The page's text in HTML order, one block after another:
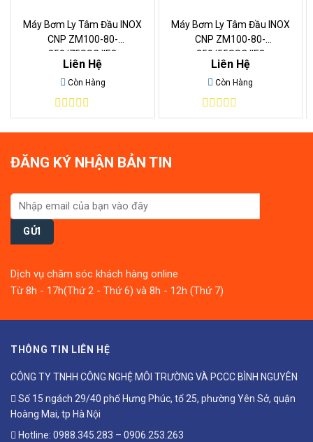
Máy Bơm Ly Tâm Đầu INOX
CNP ZM100-80-
250/75SSC/IE3
Liên Hệ
Còn Hàng
0
out
Máy Bơm Ly Tâm Đầu INOX
CNP ZM100-80-
250/55SSC/IE3
Liên Hệ
Còn Hàng
0
out
ĐĂNG KÝ NHẬN BẢN TIN
Dịch vụ chăm sóc khách hàng online
Từ 8h - 17h(Thứ 2 - Thứ 6) và 8h - 12h (Thứ 7)
THÔNG TIN LIÊN HỆ
CÔNG TY TNHH CÔNG NGHỆ MÔI TRƯỜNG VÀ PCCC BÌNH NGUYÊN
Số 15 ngách 29/40 phố Hưng Phúc, tổ 25, phường Yên Sở, quận
Hoàng Mai, tp Hà Nội
Hotline: 0988.345.283 – 0906.253.263